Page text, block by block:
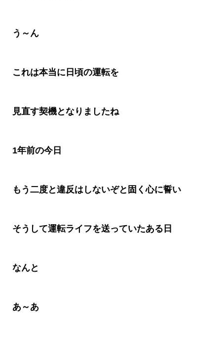
う～ん
これは本当に日頃の運転を
見直す契機となりましたね
1年前の今日
もう二度と違反はしないぞと固く心に誓い
そうして運転ライフを送っていたある日
なんと
あ～あ